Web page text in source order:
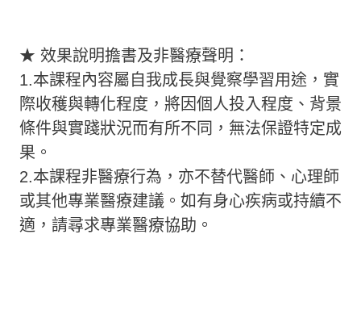
★ 效果說明擔書及非醫療聲明：
1.本課程內容屬自我成長與覺察學習用途，實
際收穫與轉化程度，將因個人投入程度、背景
條件與實踐狀況而有所不同，無法保證特定成
果。
2.本課程非醫療行為，亦不替代醫師、心理師
或其他專業醫療建議。如有身心疾病或持續不
適，請尋求專業醫療協助。